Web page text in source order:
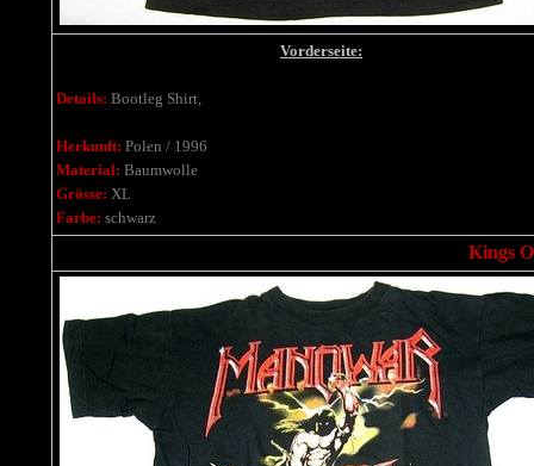
Vorderseite:
Details: Bootleg Shirt,
Herkunft: Polen / 1996
Material: Baumwolle
Grösse: XL
Farbe: schwarz
Kings